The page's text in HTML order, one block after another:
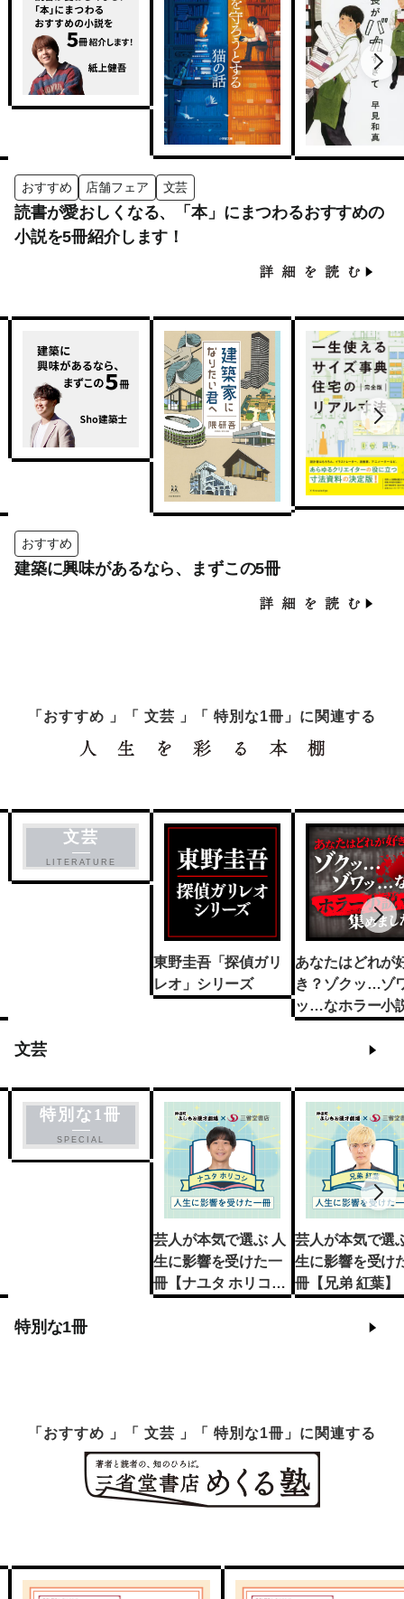
おすすめ 店舗フェア 文芸
読書が愛おしくなる、「本」にまつわるおすすめの
小説を5冊紹介します！
おすすめ
建築に興味があるなら、まずこの5冊
「おすすめ 」「 文芸 」「 特別な1冊」に関連する
文芸
LITERATURE
東野圭吾「探偵ガリ
レオ」シリーズ
あなたはどれが
き？ゾクッ…ゾ
ッ…なホラー小
文芸
特別な1冊
SPECIAL
芸人が本気で選ぶ 人
生に影響を受けた一
冊【ナユタ ホリコ
芸人が本気で選
生に影響を受け
冊【兄弟 紅葉】
特別な1冊
「おすすめ 」「 文芸 」「 特別な1冊」に関連する